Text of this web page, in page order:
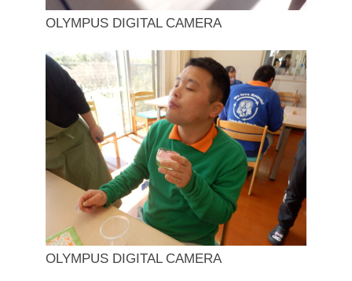
OLYMPUS DIGITAL CAMERA
OLYMPUS DIGITAL CAMERA